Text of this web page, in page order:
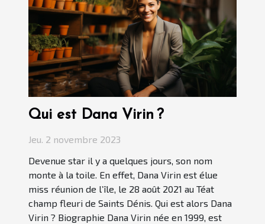
Qui est Dana Virin ?
Jeu. 2 novembre 2023
Devenue star il y a quelques jours, son nom
monte à la toile. En effet, Dana Virin est élue
miss réunion de l’île, le 28 août 2021 au Téat
champ fleuri de Saints Dénis. Qui est alors Dana
Virin ? Biographie Dana Virin née en 1999, est